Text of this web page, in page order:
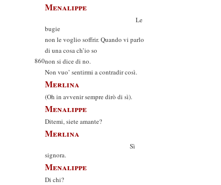
Menalippe
Le
bugie
non le voglio soffrir. Quando vi parlo
di una cosa ch’io so
860non si dice di no.
Non vuo’ sentirmi a contradir così.
Merlina
(Oh in avvenir sempre dirò di sì).
Menalippe
Ditemi, siete amante?
Merlina
Sì
signora.
Menalippe
Di chi?